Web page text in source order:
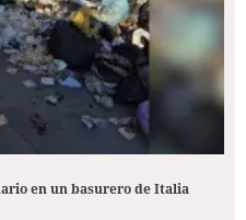
en un basurero de Italia